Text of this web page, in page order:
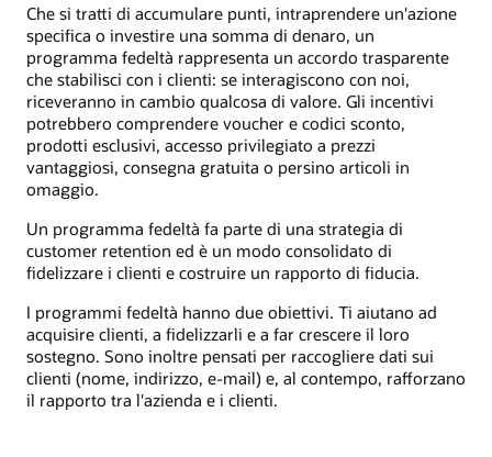
Che si tratti di accumulare punti, intraprendere un'azione
specifica o investire una somma di denaro, un
programma fedeltà rappresenta un accordo trasparente
che stabilisci con i clienti: se interagiscono con noi,
riceveranno in cambio qualcosa di valore. Gli incentivi
potrebbero comprendere voucher e codici sconto,
prodotti esclusivi, accesso privilegiato a prezzi
vantaggiosi, consegna gratuita o persino articoli in
omaggio.
Un programma fedeltà fa parte di una strategia di
customer retention ed è un modo consolidato di
fidelizzare i clienti e costruire un rapporto di fiducia.
I programmi fedeltà hanno due obiettivi. Ti aiutano ad
acquisire clienti, a fidelizzarli e a far crescere il loro
sostegno. Sono inoltre pensati per raccogliere dati sui
clienti (nome, indirizzo, e-mail) e, al contempo, rafforzano
il rapporto tra l'azienda e i clienti.